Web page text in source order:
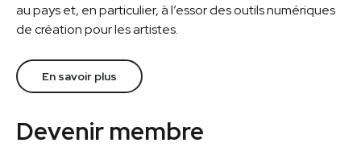
au pays et, en particulier, à l’essor des outils numériques
de création pour les artistes.
En savoir plus
Devenir membre